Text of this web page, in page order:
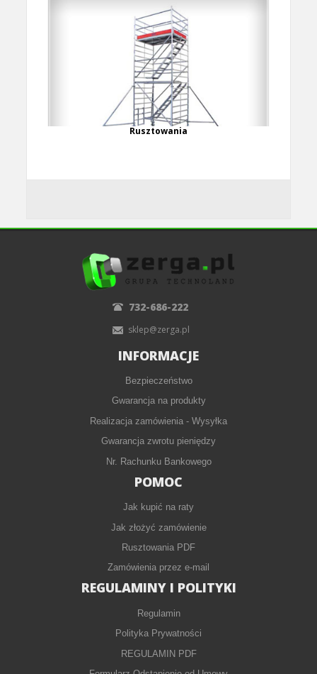
Rusztowania
732-686-222
sklep@zerga.pl
INFORMACJE
Bezpieczeństwo
Gwarancja na produkty
Realizacja zamówienia - Wysyłka
Gwarancja zwrotu pieniędzy
Nr. Rachunku Bankowego
POMOC
Jak kupić na raty
Jak złożyć zamówienie
Rusztowania PDF
Zamówienia przez e-mail
REGULAMINY I POLITYKI
Regulamin
Polityka Prywatności
REGULAMIN PDF